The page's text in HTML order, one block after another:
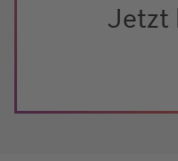
Jetzt